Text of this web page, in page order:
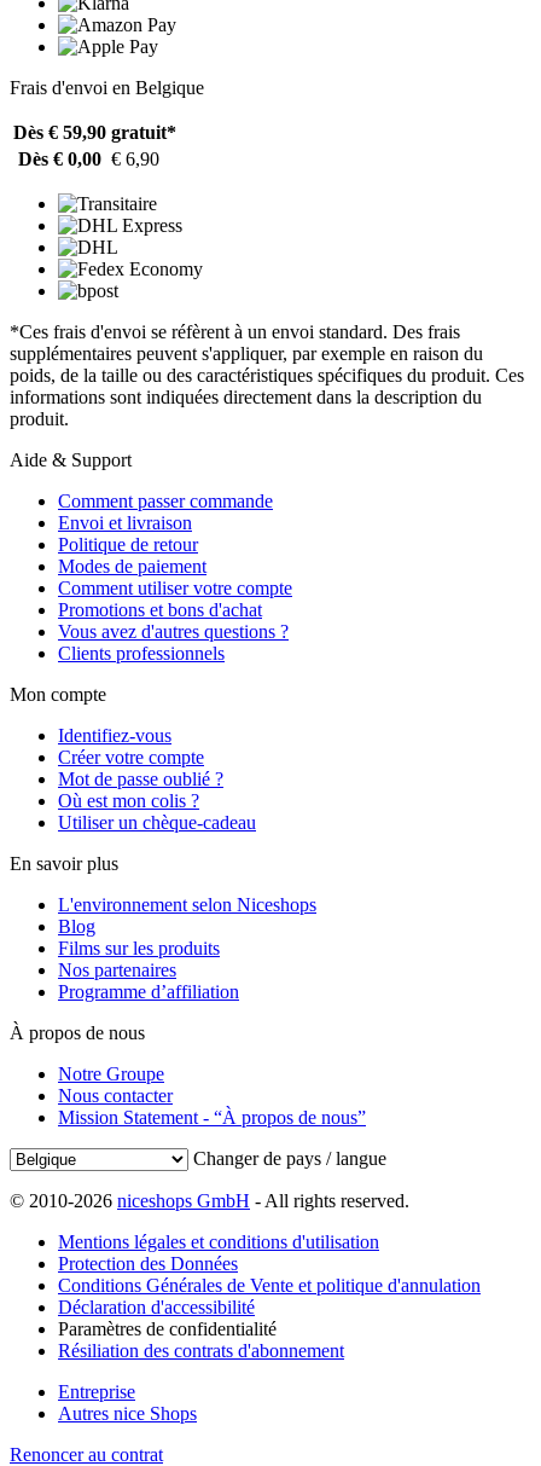
Frais d'envoi en Belgique
Dès € 59,90 gratuit*
Dès € 0,00 € 6,90
*Ces frais d'envoi se réfèrent à un envoi standard. Des frais
supplémentaires peuvent s'appliquer, par exemple en raison du
poids, de la taille ou des caractéristiques spécifiques du produit. Ces
informations sont indiquées directement dans la description du
produit.
Aide & Support
Comment passer commande
Envoi et livraison
Politique de retour
Modes de paiement
Comment utiliser votre compte
Promotions et bons d'achat
Vous avez d'autres questions ?
Clients professionnels
Mon compte
Identifiez-vous
Créer votre compte
Mot de passe oublié ?
Où est mon colis ?
Utiliser un chèque-cadeau
En savoir plus
L'environnement selon Niceshops
Blog
Films sur les produits
Nos partenaires
Programme d’affiliation
À propos de nous
Notre Groupe
Nous contacter
Mission Statement - “À propos de nous”
Changer de pays / langue
© 2010-2026 niceshops GmbH - All rights reserved.
Mentions légales et conditions d'utilisation
Protection des Données
Conditions Générales de Vente et politique d'annulation
Déclaration d'accessibilité
Paramètres de confidentialité
Résiliation des contrats d'abonnement
Entreprise
Autres nice Shops
Renoncer au contrat